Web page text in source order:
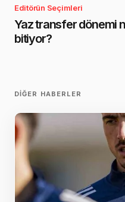
Editörün Seçimleri
Yaz transfer dönemi
bitiyor?
DIĞER HABERLER